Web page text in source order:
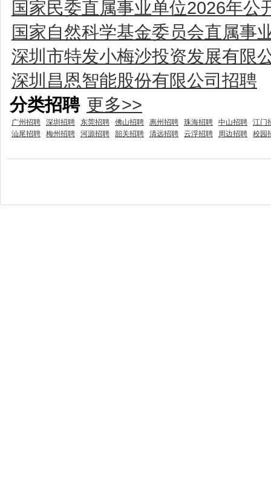
国家民委直属事业单位2026年公
国家自然科学基金委员会直属事
深圳市特发小梅沙投资发展有限
深圳昌恩智能股份有限公司招聘
分类招聘 更多>>
广州招聘 深圳招聘 东莞招聘 佛山招聘 惠州招聘 珠海招聘 中山招聘
江门
汕尾招聘
梅州招聘 河源招聘 韶关招聘 清远招聘 云浮招聘 周边招聘 校园